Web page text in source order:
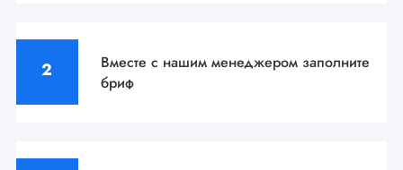
Вместе с нашим менеджером заполните
бриф